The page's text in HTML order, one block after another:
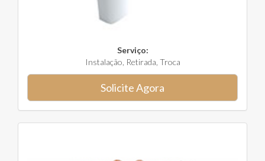
Serviço:
Instalação, Retirada, Troca
Solicite Agora